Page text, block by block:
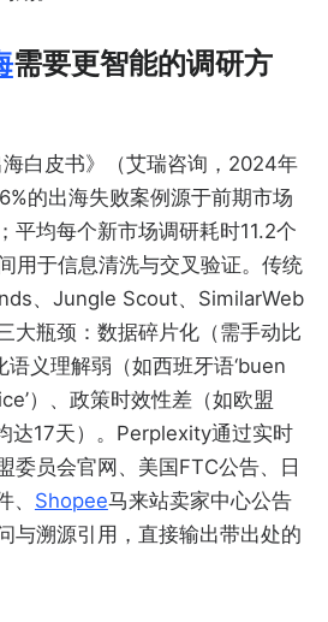
需要更智能的调研方
白皮书》（艾瑞咨询，2024年
的出海失败案例源于前期市场
平均每个新市场调研耗时11.2个
用于信息清洗与交叉验证。传统
、Jungle Scout、SimilarWeb
大瓶颈：数据碎片化（需手动比
义理解弱（如西班牙语‘buen
）、政策时效性差（如欧盟
达17天）。Perplexity通过实时
委员会官网、美国FTC公告、日
Shopee马来站卖家中心公告
与溯源引用，直接输出带出处的